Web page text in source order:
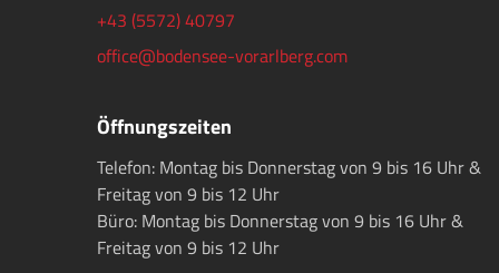
+43 (5572) 40797
office@bodensee-vorarlberg.com
Öffnungszeiten
Telefon: Montag bis Donnerstag von 9 bis 16 Uhr &
Freitag von 9 bis 12 Uhr
Büro: Montag bis Donnerstag von 9 bis 16 Uhr &
Freitag von 9 bis 12 Uhr